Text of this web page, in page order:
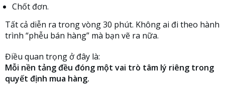
Chốt đơn.
Tất cả diễn ra trong vòng 30 phút. Không ai đi theo hành
trình “phễu bán hàng” mà bạn vẽ ra nữa.
Điều quan trọng ở đây là:
Mỗi nền tảng đều đóng một vai trò tâm lý riêng trong
quyết định mua hàng.